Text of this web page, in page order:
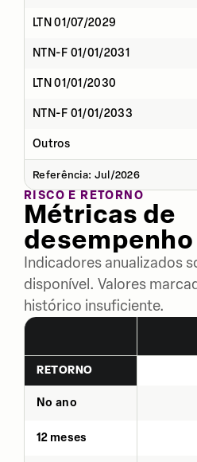
LTN 01/07/2029
NTN-F 01/01/2031
LTN 01/01/2030
NTN-F 01/01/2033
Outros
Referência: Jul/2026
RISCO E RETORNO
Métricas de
desempenho
Indicadores anualizados
disponível. Valores
histórico insuficiente.
RETORNO
No ano
12 meses